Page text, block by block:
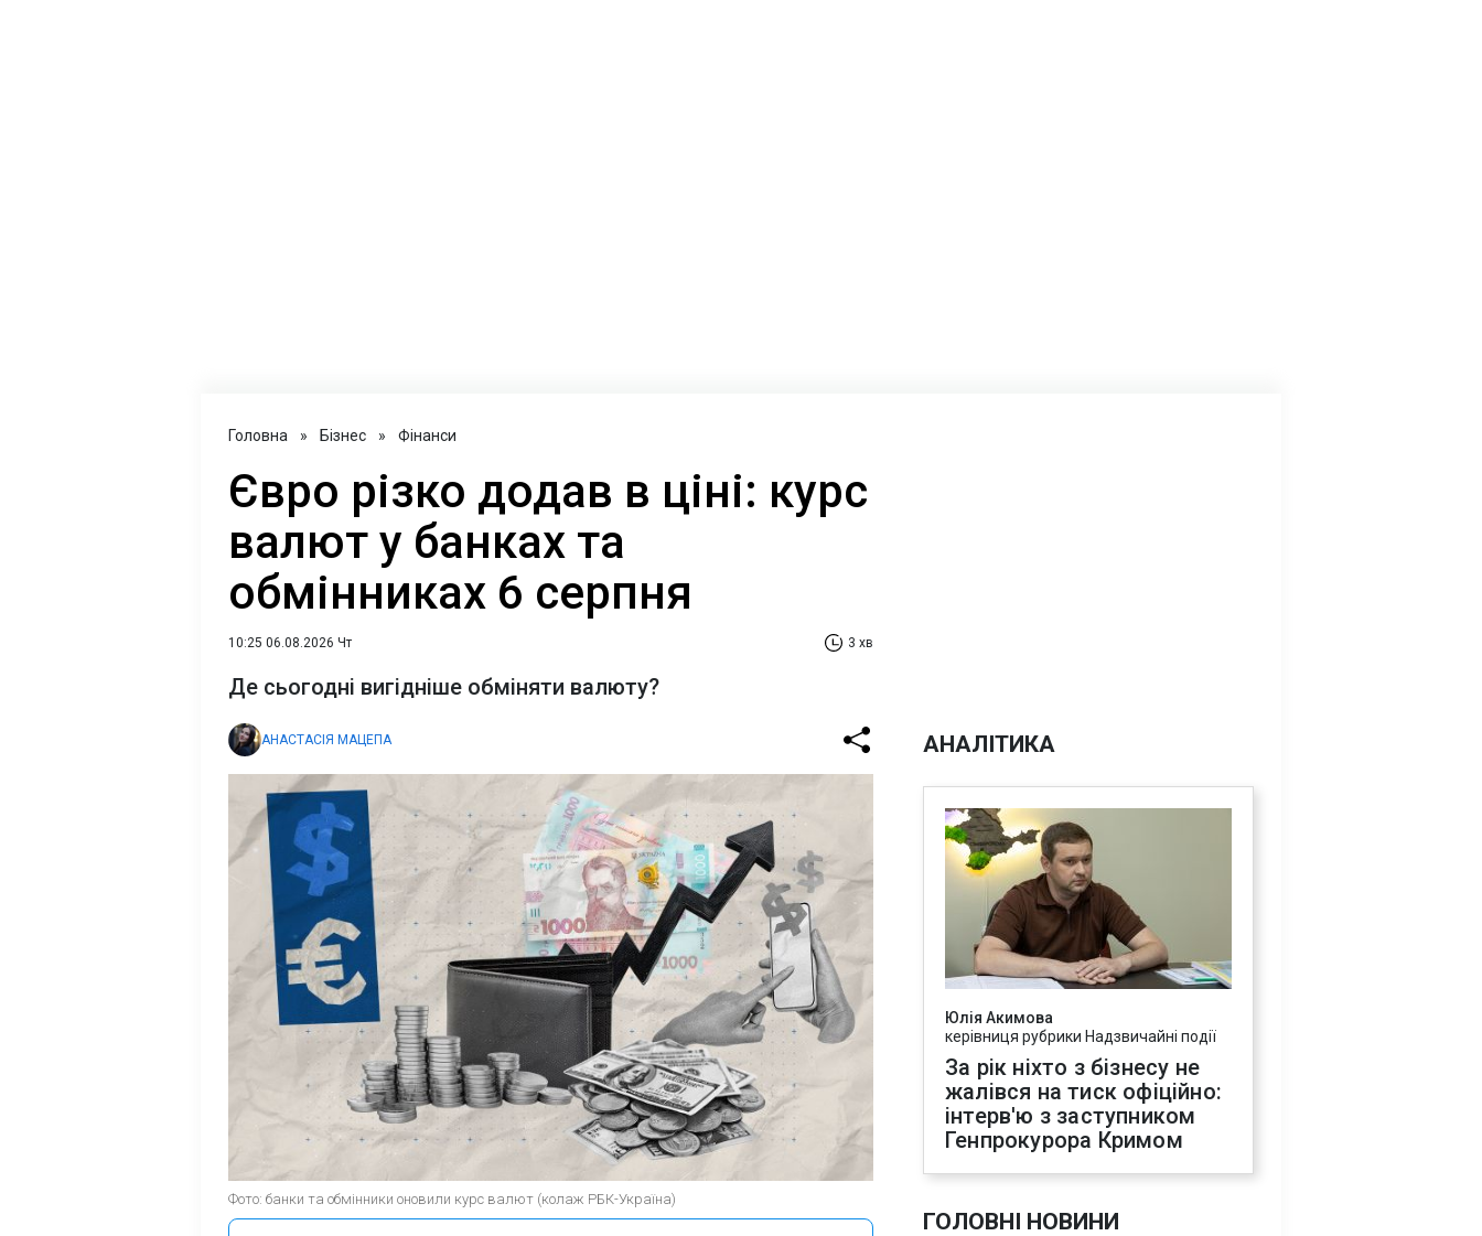
Головна » Бізнес » Фінанси
Євро різко додав в ціні: курс
валют у банках та
обмінниках 6 серпня
10:25 06.08.2026 Чт 3 хв
Де сьогодні вигідніше обміняти валюту?
АНАСТАСІЯ МАЦЕПА
Фото: банки та обмінники оновили курс валют (колаж РБК-Україна)
АНАЛІТИКА
Юлія Акимова
керівниця рубрики Надзвичайні події
За рік ніхто з бізнесу не
жалівся на тиск офіційно:
інтерв'ю з заступником
Генпрокурора Кримом
ГОЛОВНІ НОВИНИ